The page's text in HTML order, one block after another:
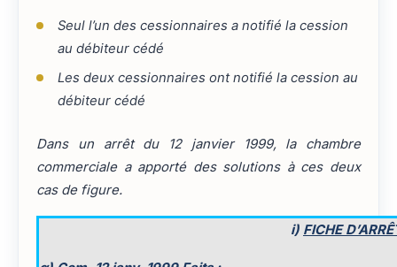
Seul l’un des cessionnaires a notifié la cession
au débiteur cédé
Les deux cessionnaires ont notifié la cession au
débiteur cédé
Dans un arrêt du 12 janvier 1999, la chambre
commerciale a apporté des solutions à ces deux
cas de figure.
i) FICHE